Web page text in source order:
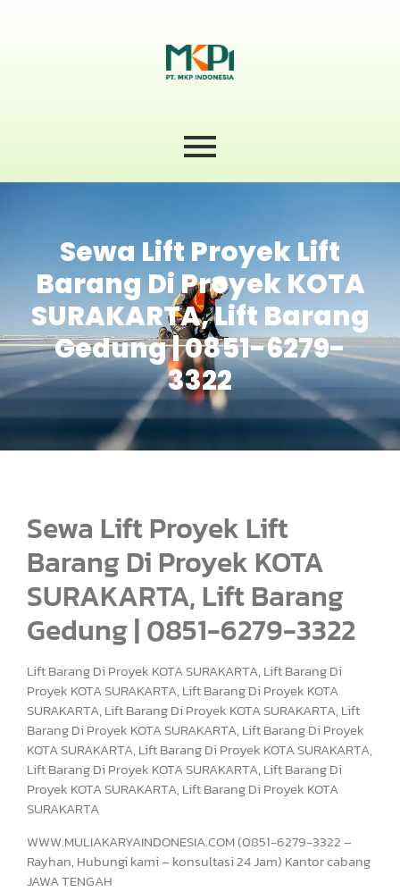
Sewa Lift Proyek Lift
Barang Di Proyek KOTA
SURAKARTA, Lift Barang
Gedung | 0851-6279-
3322
Sewa Lift Proyek Lift
Barang Di Proyek KOTA
SURAKARTA, Lift Barang
Gedung | 0851-6279-3322
Lift Barang Di Proyek KOTA SURAKARTA, Lift Barang Di
Proyek KOTA SURAKARTA, Lift Barang Di Proyek KOTA
SURAKARTA, Lift Barang Di Proyek KOTA SURAKARTA, Lift
Barang Di Proyek KOTA SURAKARTA, Lift Barang Di Proyek
KOTA SURAKARTA, Lift Barang Di Proyek KOTA SURAKARTA,
Lift Barang Di Proyek KOTA SURAKARTA, Lift Barang Di
Proyek KOTA SURAKARTA, Lift Barang Di Proyek KOTA
SURAKARTA
WWW.MULIAKARYAINDONESIA.COM (0851-6279-3322 –
Rayhan, Hubungi kami – konsultasi 24 Jam) Kantor cabang
JAWA TENGAH